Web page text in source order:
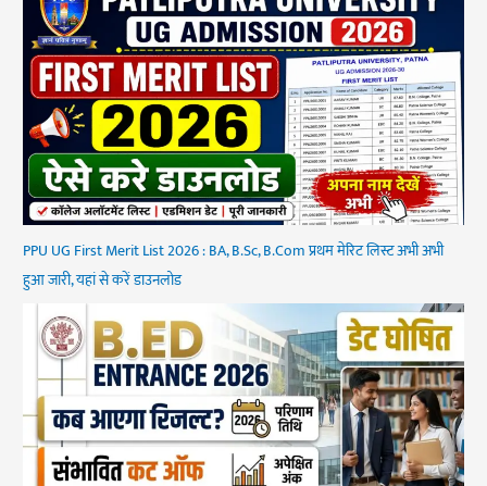
PPU UG First Merit List 2026 : BA, B.Sc, B.Com प्रथम मेरिट लिस्ट अभी अभी
हुआ जारी, यहां से करें डाउनलोड